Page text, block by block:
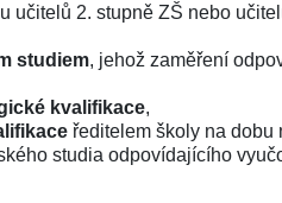
učitelů 2. stupně ZŠ nebo
studiem, jehož zaměření
kvalifikace,
ředitelem školy na dobu
studia odpovídajícího